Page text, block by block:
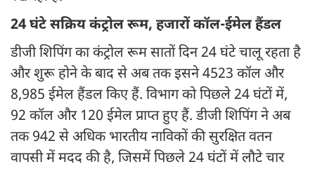
24 घंटे सक्रिय कंट्रोल रूम, हजारों कॉल-ईमेल हैंडल
डीजी शिपिंग का कंट्रोल रूम सातों दिन 24 घंटे चालू रहता है
और शुरू होने के बाद से अब तक इसने 4523 कॉल और
8,985 ईमेल हैंडल किए हैं. विभाग को पिछले 24 घंटों में,
92 कॉल और 120 ईमेल प्राप्त हुए हैं. डीजी शिपिंग ने अब
तक 942 से अधिक भारतीय नाविकों की सुरक्षित वतन
वापसी में मदद की है, जिसमें पिछले 24 घंटों में लौटे चार